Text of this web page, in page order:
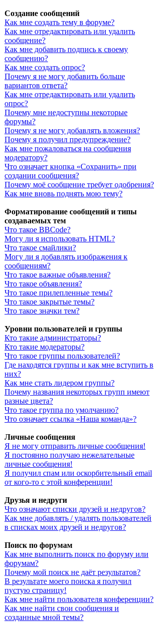
Создание сообщений
Как мне создать тему в форуме?
Как мне отредактировать или удалить
сообщение?
Как мне добавить подпись к своему
сообщению?
Как мне создать опрос?
Почему я не могу добавить больше
вариантов ответа?
Как мне отредактировать или удалить
опрос?
Почему мне недоступны некоторые
форумы?
Почему я не могу добавлять вложения?
Почему я получил предупреждение?
Как мне пожаловаться на сообщения
модератору?
Что означает кнопка «Сохранить» при
создании сообщения?
Почему моё сообщение требует одобрения?
Как мне вновь поднять мою тему?
Форматирование сообщений и типы
создаваемых тем
Что такое BBCode?
Могу ли я использовать HTML?
Что такое смайлики?
Могу ли я добавлять изображения к
сообщениям?
Что такое важные объявления?
Что такое объявления?
Что такое прилепленные темы?
Что такое закрытые темы?
Что такое значки тем?
Уровни пользователей и группы
Кто такие администраторы?
Кто такие модераторы?
Что такое группы пользователей?
Где находятся группы и как мне вступить в
них?
Как мне стать лидером группы?
Почему названия некоторых групп имеют
разные цвета?
Что такое группа по умолчанию?
Что означает ссылка «Наша команда»?
Личные сообщения
Я не могу отправить личные сообщения!
Я постоянно получаю нежелательные
личные сообщения!
Я получил спам или оскорбительный email
от кого-то с этой конференции!
Друзья и недруги
Что означают списки друзей и недругов?
Как мне добавлять / удалять пользователей
в списках моих друзей и недругов?
Поиск по форумам
Как мне выполнить поиск по форуму или
форумам?
Почему мой поиск не даёт результатов?
В результате моего поиска я получил
пустую страницу!
Как мне найти пользователя конференции?
Как мне найти свои сообщения и
созданные мной темы?